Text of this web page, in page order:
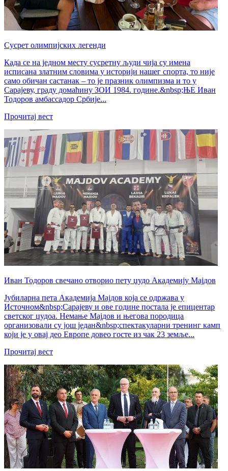
Сусрет олимпијских легенди
Када се на једном месту сусретну људи чија су имена
исписана златним словима у историји нашег спорта, то није
само обичан састанак – то је празник олимпизма и то у
Сарајеву, граду домаћину ЗОИ 1984. године.&nbsp;ЊЕ Иван
Тодоров амбассадор Србије...
Прочитај вест
Иван Тодоров свечано отворио пету џудо Академију Мајдов
Јубиларна пета Академија Мајдов која се одржава у
Источном&nbsp;Сарајеву и ове године постала је епицентар
светског џудоа. Немање Мајдов и његова породица
организовали су још један&nbsp;спектакуларни тренинг камп
који је у овај део Европе довео госте из чак 23 земље...
Прочитај вест